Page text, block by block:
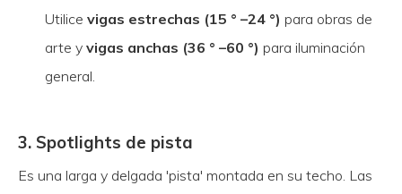
Utilice vigas estrechas (15 ° –24 °) para obras de
arte y vigas anchas (36 ° –60 °) para iluminación
general.
3. Spotlights de pista
Es una larga y delgada 'pista' montada en su techo. Las